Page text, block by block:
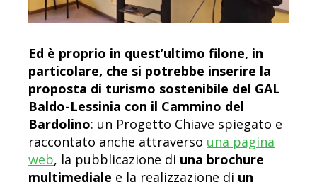
Ed è proprio in quest’ultimo filone, in
particolare, che si potrebbe inserire la
proposta di turismo sostenibile del GAL
Baldo-Lessinia con il Cammino del
Bardolino: un Progetto Chiave spiegato e
raccontato anche attraverso una pagina
web, la pubblicazione di una brochure
multimediale e la realizzazione di un